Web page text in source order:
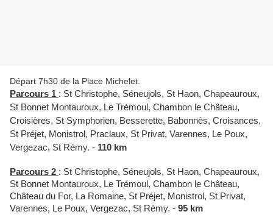
Départ 7h30 de la Place Michelet.
Parcours 1 : St Christophe, Séneujols, St Haon, Chapeauroux,
St Bonnet Montauroux, Le Trémoul, Chambon le Château,
Croisières, St Symphorien, Besserette, Babonnès, Croisances,
St Préjet, Monistrol, Praclaux, St Privat, Varennes, Le Poux,
Vergezac, St Rémy. - 110 km
Parcours 2 : St Christophe, Séneujols, St Haon, Chapeauroux,
St Bonnet Montauroux, Le Trémoul, Chambon le Château,
Château du For, La Romaine, St Préjet, Monistrol, St Privat,
Varennes, Le Poux, Vergezac, St Rémy. - 95 km